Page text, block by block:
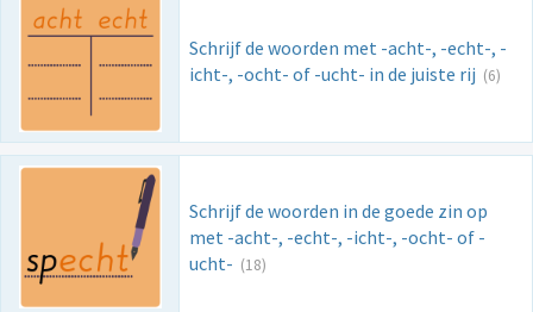
Schrijf de woorden met -acht-, -echt-, -
icht-, -ocht- of -ucht- in de juiste rij (6)
Schrijf de woorden in de goede zin op
met -acht-, -echt-, -icht-, -ocht- of -
ucht- (18)